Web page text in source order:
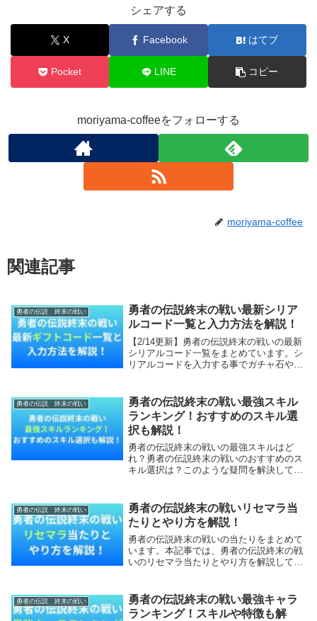
シェアする
X Facebook はてブ
Pocket LINE コピー
moriyama-coffeeをフォローする
moriyama-coffee
関連記事
勇者の伝説 終末の戦い
勇者の伝説終末の戦い最新シリア
ルコード一覧と入力方法を解説！
【2/14更新】勇者の伝説終末の戦いの最新
シリアルコード一覧をまとめています。シ
リアルコードを入力する事でガチャ石や育
覧と報酬・入力方法を解説していきます。
【本記事...
勇者の伝説 終末の戦い
勇者の伝説終末の戦い最強スキル
ランキング！おすすめのスキル選
択も解説！
勇者の伝説終末の戦いの最強スキルはど
れ？勇者の伝説終末の戦いのおすすめのス
キル選択は？このような疑問を解決してい
選択も解説していきます。勇者の伝説終末
の戦い最強スキ...
勇者の伝説 終末の戦い
勇者の伝説終末の戦いリセマラ当
たりとやり方を解説！
勇者の伝説終末の戦いの当たりをまとめて
います。本記事では、勇者の伝説終末の戦
いのリセマラ当たりとやり方を解説してい
戦いのリセマラ終了ライン勇者の伝説終末
の戦いのリセ...
勇者の伝説 終末の戦い
勇者の伝説終末の戦い最強キャラ
ランキング！スキルや特徴も解